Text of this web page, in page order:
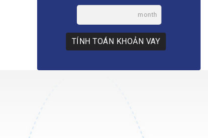
month
TÍNH TOÁN KHOẢN VAY